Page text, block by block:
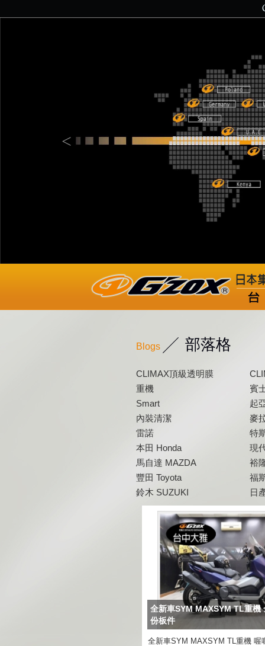
Blogs 部落格
CLIMAX頂級透明膜
重機
賓
Smart
起
內裝清潔
麥
雷諾
特
本田 Honda
現
馬自達 MAZDA
裕
豐田 Toyota
福
鈴木 SUZUKI
日
全新車SYM MAXSYM TL重機
份板件
全新車SYM MAXSYM TL重機 喔